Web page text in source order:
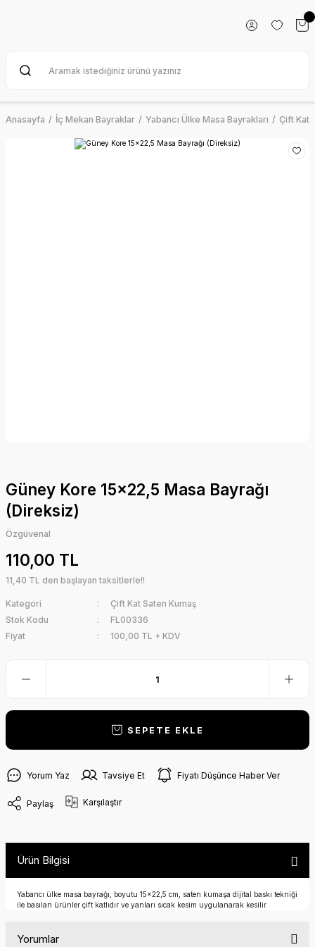
Anasayfa İç Mekan Bayraklar Yabancı Ülke Masa Bayrakları Çift Kat
Güney Kore 15x22,5 Masa Bayrağı
(Direksiz)
Özgüvenal
110,00 TL
11,40 TL den başlayan taksitlerle!!
Kategori
Çift Kat Saten Kumaş
Stok Kodu
FL00336
Fiyat
100,00 TL + KDV
SEPETE EKLE
Yorum Yaz Tavsiye Et Fiyatı Düşünce Haber Ver
Paylaş Karşılaştır
Ürün Bilgisi
Yabancı ülke masa bayrağı, boyutu 15x22,5 cm, saten kumaşa dijital baskı tekniği
ile basılan ürünler çift katlıdır ve yanları sıcak kesim uygulanarak kesilir.
Yorumlar